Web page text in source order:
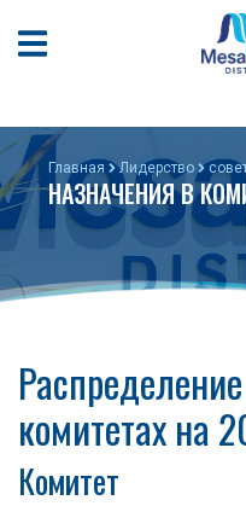
Главная
Открыть мобильное
Главная Лидерство
НАЗНАЧЕНИЯ В
комитетах на
Комитет